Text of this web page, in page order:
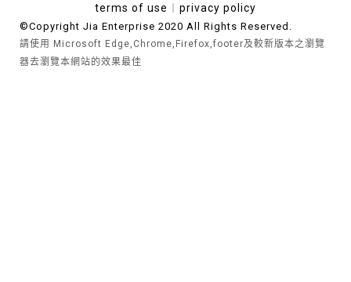
©Copyright Jia Enterprise 2020 All Rights Reserved.
請使用 Microsoft Edge,Chrome,Firefox,footer及較新版本之瀏覽
器去瀏覽本網站的效果最佳
terms of use privacy policy